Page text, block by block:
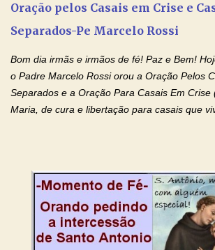
entregueis nas mãos do Santíssimo o meu
o pedido). Acolhei, Nhá Chica, no vosso
Oração pelos Casais em Crise e
Separados-Pe Marcelo Rossi
Bom dia irmãs e irmãos de fé! Paz e Bem!
o Padre Marcelo Rossi orou a Oração Pelos
Separados e a Oração Para Casais Em Crise
Maria, de cura e libertação para casais que
no programa de rádio Momento de Fé, pela
relacionamentos. Seu relacionamento está
sofrendo? Então ouça o Momento de Fé e
de orações abençoadas, d eixe o Amor
restaurar você e seu relacionamento.